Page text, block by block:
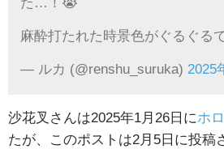
た…！😭
麻酔打たれた時景色がぐるぐる
— ルカ (@renshu_suruka) 2025
沙花叉さんは2025年1月26日にホ
たが、このポストは2月5日に投稿